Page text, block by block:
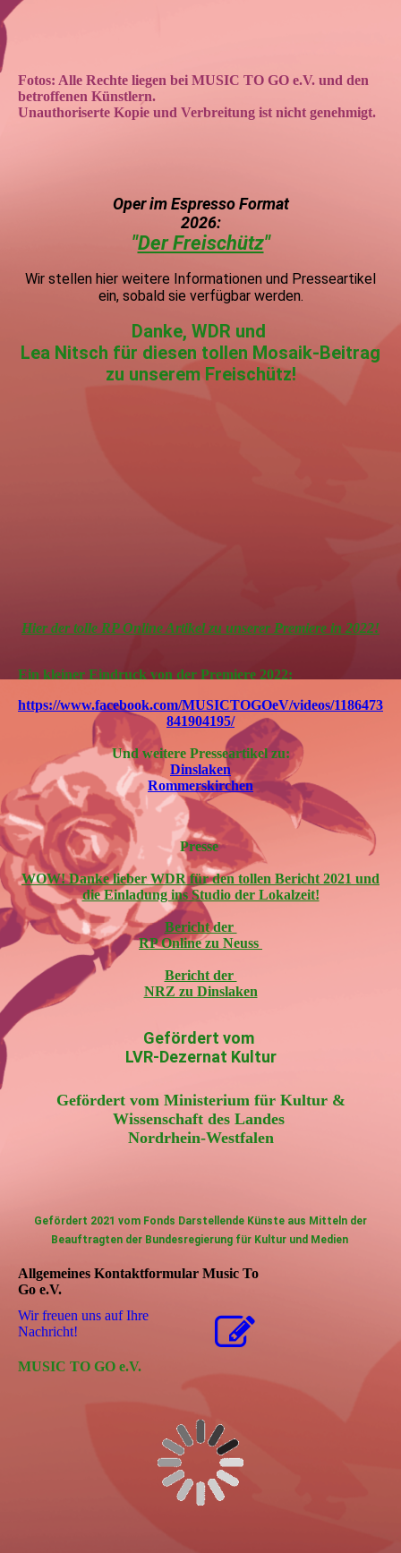
Fotos: Alle Rechte liegen bei MUSIC TO GO e.V. und den
betroffenen Künstlern.
Unauthoriserte Kopie und Verbreitung ist nicht genehmigt.
Oper im Espresso Format
2026:
"Der Freischütz"
Wir stellen hier weitere Informationen und Presseartikel
ein, sobald sie verfügbar werden.
Danke, WDR und
Lea Nitsch für diesen tollen Mosaik-Beitrag
zu unserem Freischütz!
Hier der tolle RP Online Artikel zu unserer Premiere in 2022!
Ein kleiner Eindruck von der Premiere 2022:
https://www.facebook.com/MUSICTOGOeV/videos/1186473
841904195/
Und weitere Presseartikel zu:
Dinslaken
Rommerskirchen
Presse
WOW! Danke lieber WDR für den tollen Bericht 2021 und
die Einladung ins Studio der Lokalzeit!
Bericht der
RP Online zu Neuss
Bericht der
NRZ zu Dinslaken
Gefördert vom
LVR-Dezernat Kultur
Gefördert vom Ministerium für Kultur &
Wissenschaft des Landes
Nordrhein-Westfalen
Gefördert 2021 vom Fonds Darstellende Künste aus Mitteln der
Beauftragten der Bundesregierung für Kultur und Medien
Allgemeines Kontaktformular Music To
Go e.V.
Wir freuen uns auf Ihre
Nachricht!
MUSIC TO GO e.V.